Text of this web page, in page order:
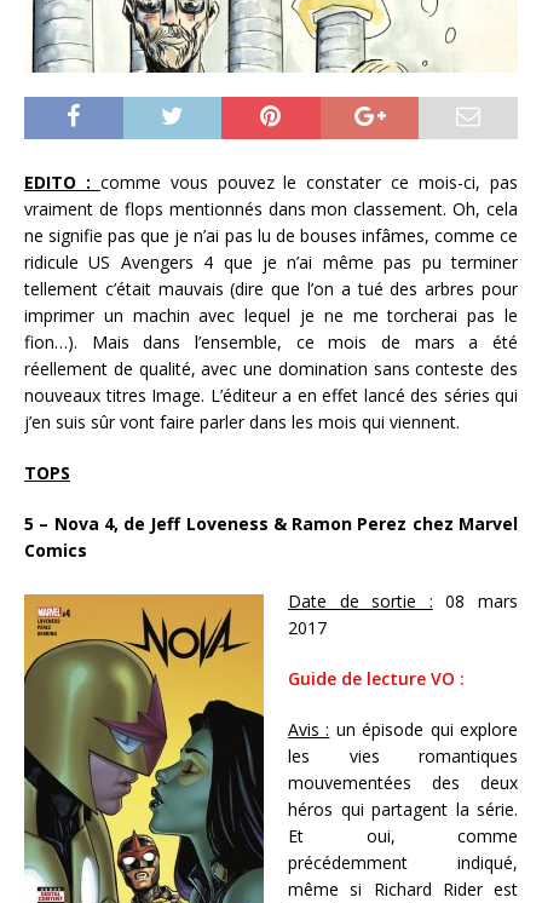
EDITO : comme vous pouvez le constater ce mois-ci, pas
vraiment de flops mentionnés dans mon classement. Oh, cela
ne signifie pas que je n’ai pas lu de bouses infâmes, comme ce
ridicule US Avengers 4 que je n’ai même pas pu terminer
tellement c’était mauvais (dire que l’on a tué des arbres pour
imprimer un machin avec lequel je ne me torcherai pas le
fion…). Mais dans l’ensemble, ce mois de mars a été
réellement de qualité, avec une domination sans conteste des
nouveaux titres Image. L’éditeur a en effet lancé des séries qui
j’en suis sûr vont faire parler dans les mois qui viennent.
TOPS
5 – Nova 4, de Jeff Loveness & Ramon Perez chez Marvel
Comics
Date de sortie : 08 mars
2017
Guide de lecture VO :
Avis : un épisode qui explore
les vies romantiques
mouvementées des deux
héros qui partagent la série.
Et oui, comme
précédemment indiqué,
même si Richard Rider est